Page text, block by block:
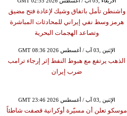
واشنطن تأمل باتفاق وشيك لإعادة فتح مضيق
هرمز وسط نفي إيراني للمحادثات المباشرة
وتصاعد الهجمات البحرية
GMT 08:36 2026 الإثنين ,03 آب / أغسطس
الذهب يرتفع مع هبوط النفط إثر إرجاء ترامب
ضرب إيران
GMT 23:46 2026 الإثنين ,03 آب / أغسطس
موسكو تعلن أن مسيّرة أوكرانية قصفت شاطئاً